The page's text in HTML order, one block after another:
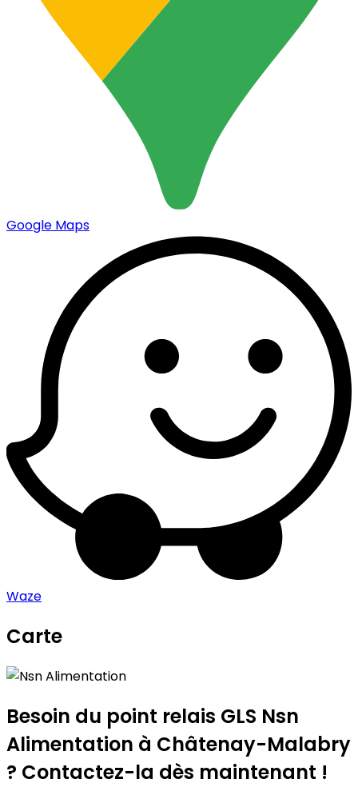
Google Maps
Waze
Carte
+
−
Besoin du point relais GLS Nsn
Alimentation à Châtenay-Malabry
? Contactez-la dès maintenant !